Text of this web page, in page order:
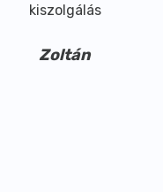
kiszolgálás
Zoltán